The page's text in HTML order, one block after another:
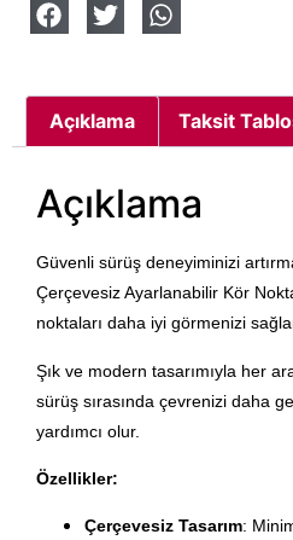
Açıklama Taksit
Açıklama
Güvenli sürüş deneyiminizi
Çerçevesiz Ayarlanabilir Kör
noktaları daha iyi görmenizi
Şık ve modern tasarımıyla her
sürüş sırasında çevrenizi daha
yardımcı olur.
Özellikler:
Çerçevesiz Tasarım: